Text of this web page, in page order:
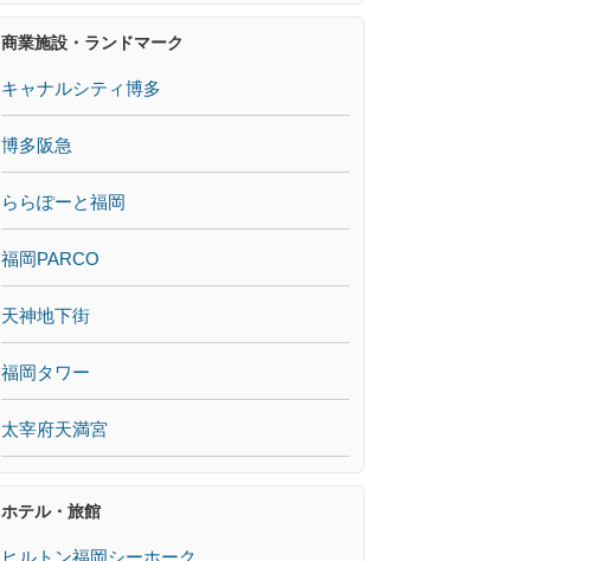
商業施設・ランドマーク
キャナルシティ博多
博多阪急
ららぽーと福岡
福岡PARCO
天神地下街
福岡タワー
太宰府天満宮
ホテル・旅館
ヒルトン福岡シーホーク